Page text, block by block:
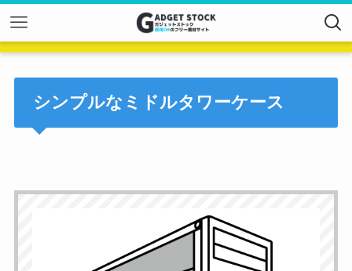
シンプルなミドルタワーケース